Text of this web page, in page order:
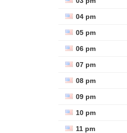
04 pm
05 pm
06 pm
07 pm
08 pm
09 pm
10 pm
11 pm